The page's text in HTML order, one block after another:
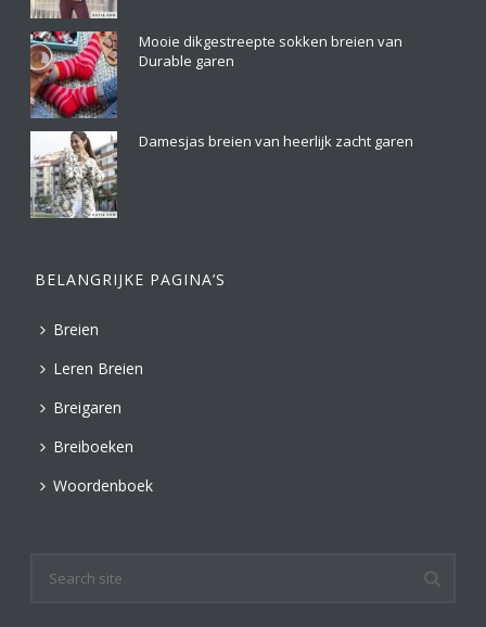
Mooie dikgestreepte sokken breien van
Durable garen
Damesjas breien van heerlijk zacht garen
BELANGRIJKE PAGINA’S
Breien
Leren Breien
Breigaren
Breiboeken
Woordenboek